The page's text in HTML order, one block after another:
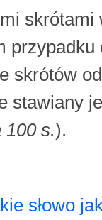
skrótów
stawiany
100 s.).
słowo